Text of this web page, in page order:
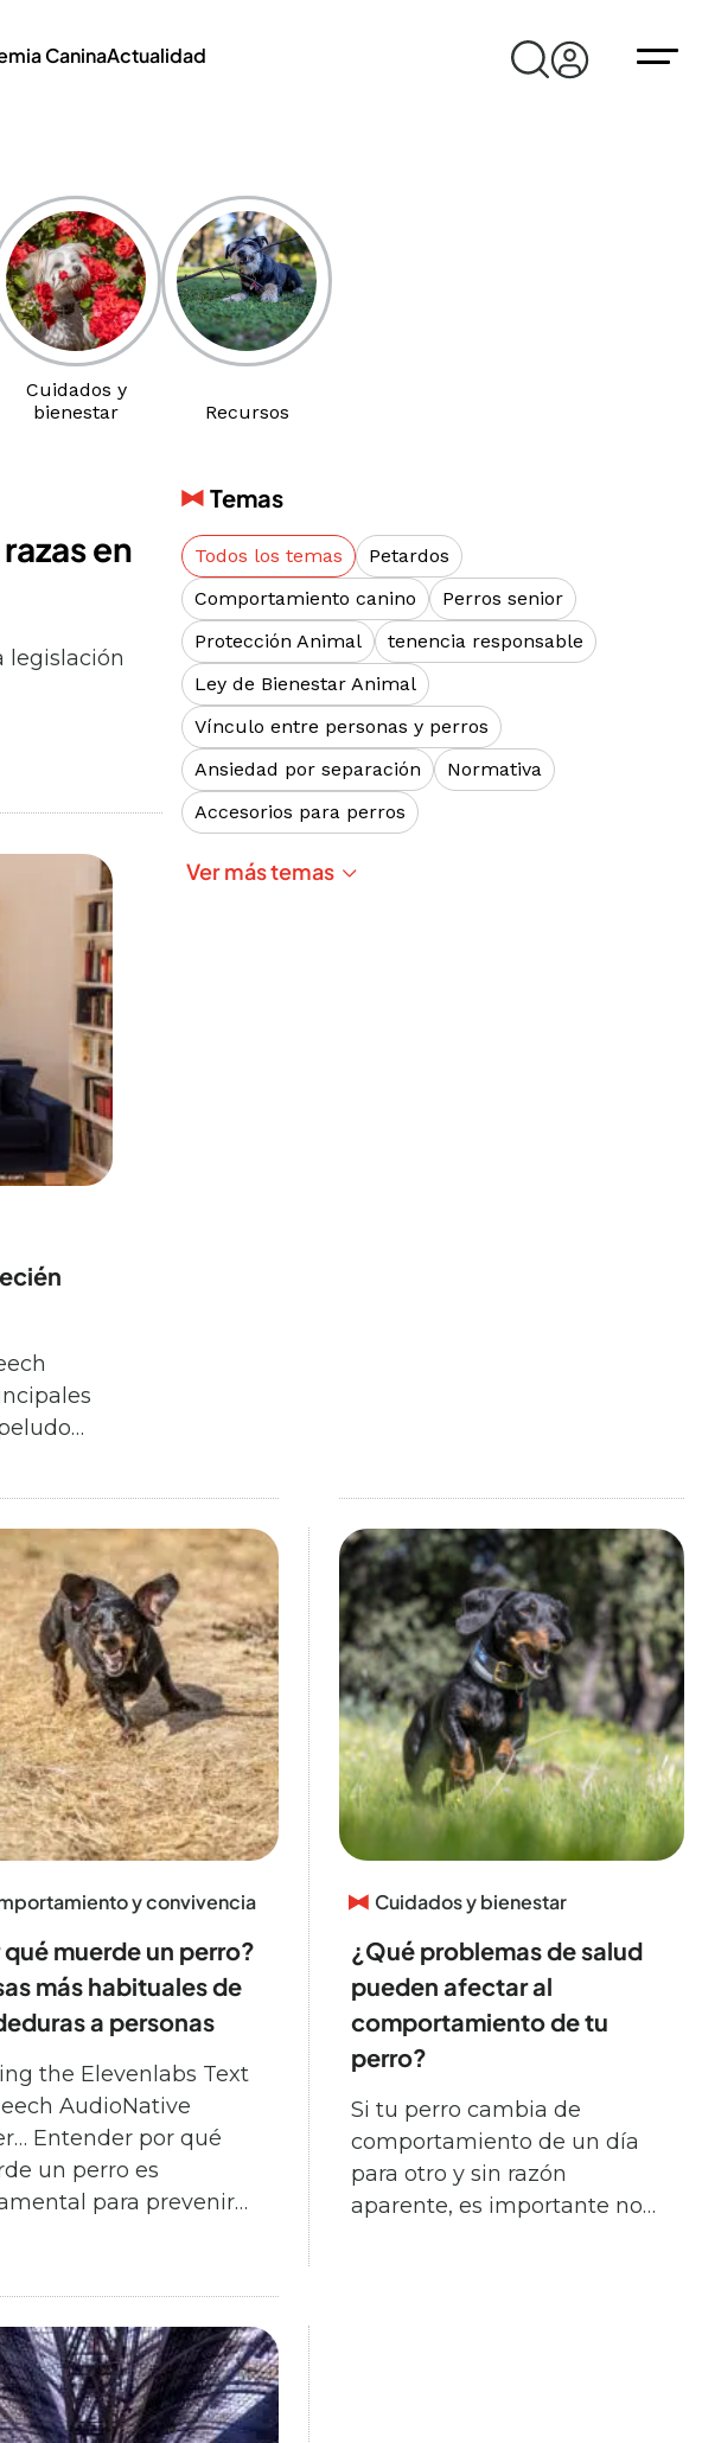
CaninaActualidad
Cuidados y
bienestar
Recursos
en
legislación
Temas
Todos los temas
Petardos
Comportamiento canino
Perros senior
Protección Animal
tenencia responsable
Ley de Bienestar Animal
Vínculo entre personas y perros
Ansiedad por separación
Normativa
Accesorios para perros
Ver más temas
y convivencia
qué muerde un perro?
más habituales de
a personas
the Elevenlabs Text
AudioNative
Entender por qué
un perro es
para prevenir…
Cuidados y bienestar
¿Qué problemas de salud
pueden afectar al
comportamiento de tu
perro?
Si tu perro cambia de
comportamiento de un día
para otro y sin razón
aparente, es importante no…